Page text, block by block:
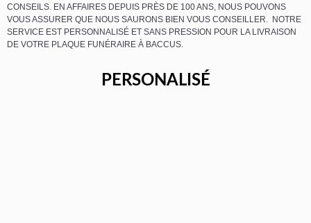
CONSEILS. EN AFFAIRES DEPUIS PRÈS DE 100 ANS, NOUS POUVONS
VOUS ASSURER QUE NOUS SAURONS BIEN VOUS CONSEILLER. NOTRE
SERVICE EST PERSONNALISÉ ET SANS PRESSION POUR LA LIVRAISON
DE VOTRE PLAQUE FUNÉRAIRE À BACCUS.
PERSONALISÉ